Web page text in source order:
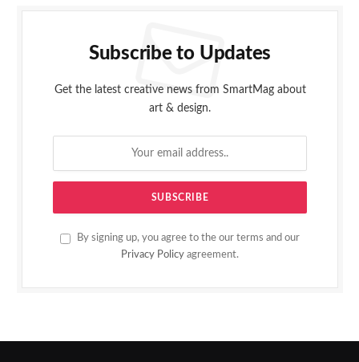
Subscribe to Updates
Get the latest creative news from SmartMag about
art & design.
By signing up, you agree to the our terms and our
Privacy Policy agreement.